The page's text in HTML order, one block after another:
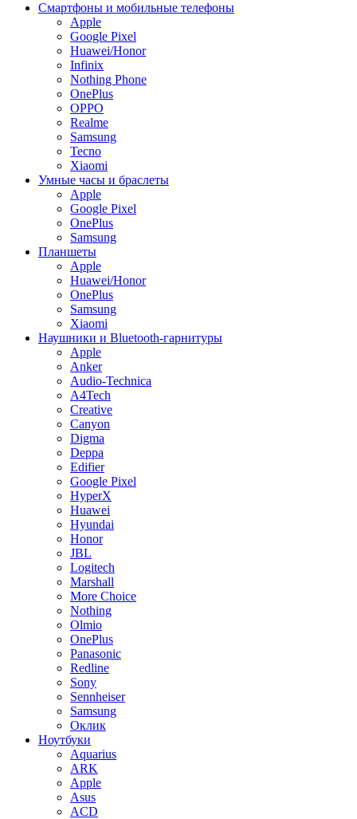
Смартфоны и мобильные телефоны
Apple
Google Pixel
Huawei/Honor
Infinix
Nothing Phone
OnePlus
OPPO
Realme
Samsung
Tecno
Xiaomi
Умные часы и браслеты
Apple
Google Pixel
OnePlus
Samsung
Планшеты
Apple
Huawei/Honor
OnePlus
Samsung
Xiaomi
Наушники и Bluetooth-гарнитуры
Apple
Anker
Audio-Technica
A4Tech
Creative
Canyon
Digma
Deppa
Edifier
Google Pixel
HyperX
Huawei
Hyundai
Honor
JBL
Logitech
Marshall
More Choice
Nothing
Olmio
OnePlus
Panasonic
Redline
Sony
Sennheiser
Samsung
Оклик
Ноутбуки
Aquarius
ARK
Apple
Asus
ACD